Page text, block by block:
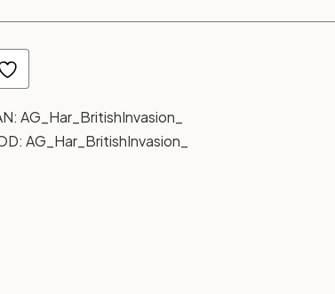
AG_Har_BritishInvasion_
AG_Har_BritishInvasion_